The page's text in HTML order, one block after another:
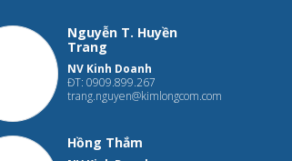
Nguyễn T. Huyền
Trang
NV Kinh Doanh
ĐT: 0909.899.267
trang.nguyen@kimlongcom.com
Hồng Thắm